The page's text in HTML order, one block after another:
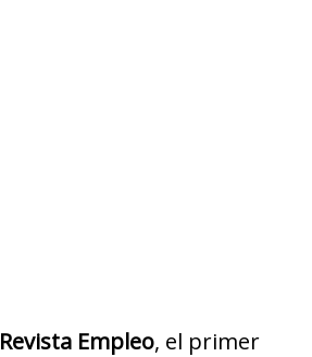
Revista Empleo, el primer